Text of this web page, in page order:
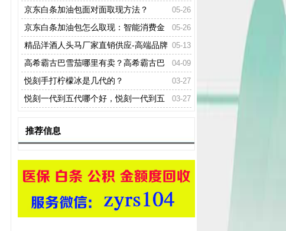
钱包瞬间鼓起来 05-26
京东白条加油包面对面取现方法？
05-26
京东白条加油包怎么取现：智能消费金
融助力个人资金增值 05-13
精品洋酒人头马厂家直销供应-高端品牌
名酒 04-09
高希霸古巴雪茄哪里有卖？高希霸古巴
雪茄一手货源 03-27
悦刻手打柠檬冰是几代的？
03-27
悦刻一代到五代哪个好，悦刻一代到五
推荐信息